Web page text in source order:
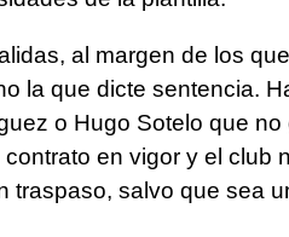
al margen de los
la que dicte sentencia.
o Hugo Sotelo que
en vigor y el club
traspaso, salvo que sea